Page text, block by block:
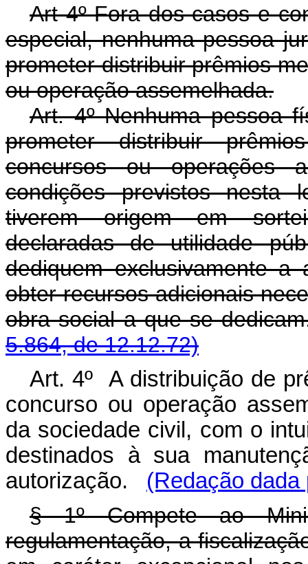
Art 4º Fora dos casos e
especial, nenhuma pessoa
prometer distribuir prêmios
ou operação assemelhada.
Art. 4º Nenhuma pessoa
prometer distribuir
concursos ou operações
condições previstos nesta
tiverem origem em
declaradas de utilidade
dediquem exclusivamente a
obter recursos adicionais
obra social a que se
5.864, de 12.12.72)
Art. 4º A distribuição de
concurso ou operação
da sociedade civil, com o
destinados à sua
autorização. (Redação dada
§ 1º Compete ao
regulamentação, a